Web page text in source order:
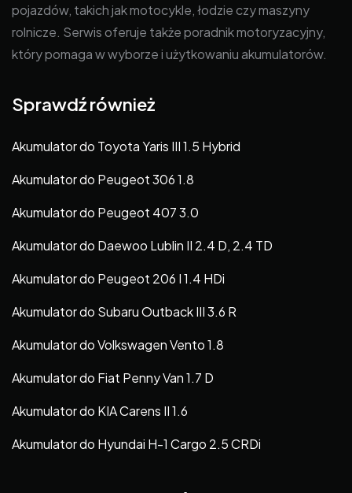
pojazdów, takich jak motocykle, łodzie czy maszyny
rolnicze. Serwis oferuje także poradnik motoryzacyjny,
który pomaga w wyborze i użytkowaniu akumulatorów.
Sprawdź również
Akumulator do Toyota Yaris III 1.5 Hybrid
Akumulator do Peugeot 306 1.8
Akumulator do Peugeot 407 3.0
Akumulator do Daewoo Lublin II 2.4 D, 2.4 TD
Akumulator do Peugeot 206 I 1.4 HDi
Akumulator do Subaru Outback III 3.6 R
Akumulator do Volkswagen Vento 1.8
Akumulator do Fiat Penny Van 1.7 D
Akumulator do KIA Carens II 1.6
Akumulator do Hyundai H-1 Cargo 2.5 CRDi